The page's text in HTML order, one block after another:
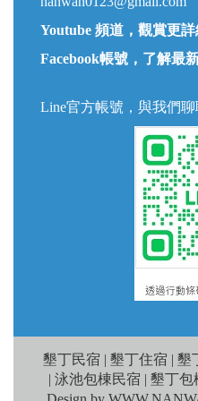
Youtube 頻道，觀賞更
Facebook帳號，了解最
Line官方帳號，與我們聊
墾丁民宿 | 墾丁住宿 | 墾
| 泳池包棟民宿 | 墾丁